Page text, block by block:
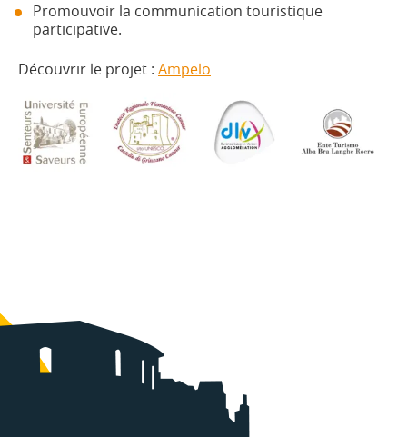
Promouvoir la communication touristique
participative.
Découvrir le projet : Ampelo